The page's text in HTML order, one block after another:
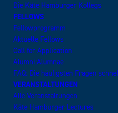
Die Käte Hamburger Kollegs
FELLOWS
Fellowprogramm
Aktuelle Fellows
Call for Application
Alumni:Alumnae
FAQ: Die häufigsten Fragen
VERANSTALTUNGEN
Alle Veranstaltungen
Käte Hamburger Lectures